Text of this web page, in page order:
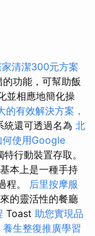
家清潔300元方案
功能，可幫助飯
並相應地簡化操
的有效解決方案，
統還可透過名為 北
何使用Google
特行動裝置存取。
本上是一種手持
程。 后里按摩服
的靈活性的餐廳
Toast 助您實現品
養生整復推廣學習